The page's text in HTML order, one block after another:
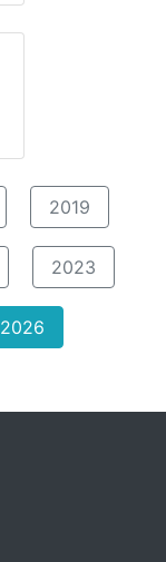
2019
2023
2026